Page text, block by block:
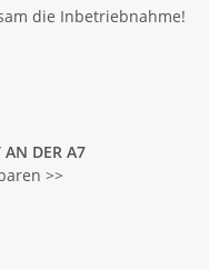
die Inbetriebnahme!
AN DER A7
>>